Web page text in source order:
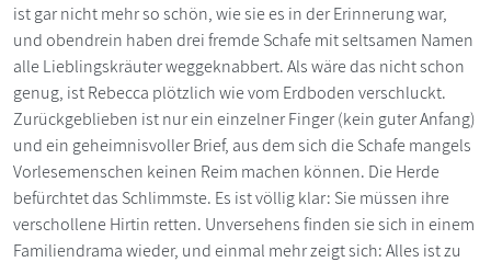
ist gar nicht mehr so schön, wie sie es in der Erinnerung war,
und obendrein haben drei fremde Schafe mit seltsamen Namen
alle Lieblingskräuter weggeknabbert. Als wäre das nicht schon
genug, ist Rebecca plötzlich wie vom Erdboden verschluckt.
Zurückgeblieben ist nur ein einzelner Finger (kein guter Anfang)
und ein geheimnisvoller Brief, aus dem sich die Schafe mangels
Vorlesemenschen keinen Reim machen können. Die Herde
befürchtet das Schlimmste. Es ist völlig klar: Sie müssen ihre
verschollene Hirtin retten. Unversehens finden sie sich in einem
Familiendrama wieder, und einmal mehr zeigt sich: Alles ist zu